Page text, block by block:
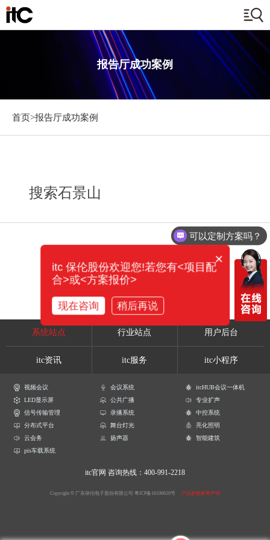
报告厅成功案例
首页>报告厅成功案例
搜索石景山
系统站点 行业站点 用户后台
itc资讯 itc服务 itc小程序
视频会议 会议系统
itcHUB会议一体机
LED显示屏
公共广播
专业扩声
信号传输管理
录播系统
中控系统
分布式平台
舞台灯光
亮化照明
云会务
扬声器
智能建筑
pis车载系统
itc官网 咨询热线：400-991-2218
Copyright © 广东保伦电子股份有限公司 粤ICP备16106620号 产品参数解释声明
可以定制方案吗？
×
itc 保伦股份欢迎您!若您有<项目配
合>或<方案报价>
现在咨询 稍后再说